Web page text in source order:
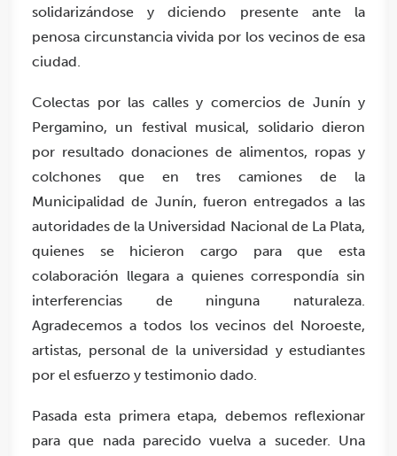
solidarizándose y diciendo presente ante la
penosa circunstancia vivida por los vecinos de esa
ciudad.
Colectas por las calles y comercios de Junín y
Pergamino, un festival musical, solidario dieron
por resultado donaciones de alimentos, ropas y
colchones que en tres camiones de la
Municipalidad de Junín, fueron entregados a las
autoridades de la Universidad Nacional de La Plata,
quienes se hicieron cargo para que esta
colaboración llegara a quienes correspondía sin
interferencias de ninguna naturaleza.
Agradecemos a todos los vecinos del Noroeste,
artistas, personal de la universidad y estudiantes
por el esfuerzo y testimonio dado.
Pasada esta primera etapa, debemos reflexionar
para que nada parecido vuelva a suceder. Una